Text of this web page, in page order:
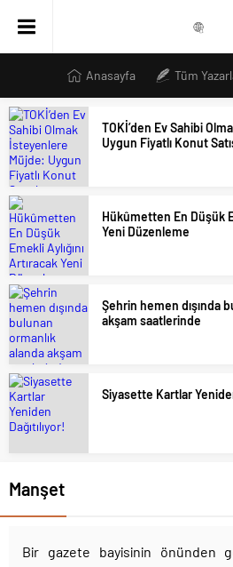
Anasayfa Tüm
TOKİ’den Ev Sahibi
Uygun Fiyatlı Konut
Hükûmetten En Düşük
Yeni Düzenleme
Şehrin hemen dışında
akşam saatlerinde
Siyasette Kartlar
Manşet
Bir gazete bayisinin önünden